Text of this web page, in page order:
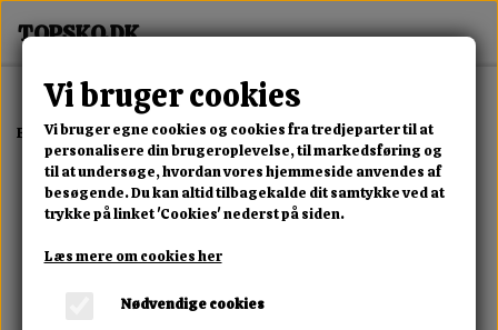
Forside Erotisk Kollektion Dvd Cum With Me
Vi bruger cookies
Vi bruger egne cookies og cookies fra tredjeparter til at
personalisere din brugeroplevelse, til markedsføring og
til at undersøge, hvordan vores hjemmeside anvendes af
besøgende. Du kan altid tilbagekalde dit samtykke ved at
trykke på linket 'Cookies' nederst på siden.
Læs mere om cookies her
Nødvendige cookies